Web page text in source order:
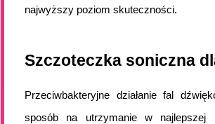
najwyższy poziom skuteczności.
Szczoteczka soniczna
Przeciwbakteryjne działanie fal
sposób na utrzymanie w najlepszej